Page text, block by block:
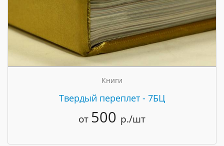
Книги
Твердый переплет - 7БЦ
от 500 р./шт